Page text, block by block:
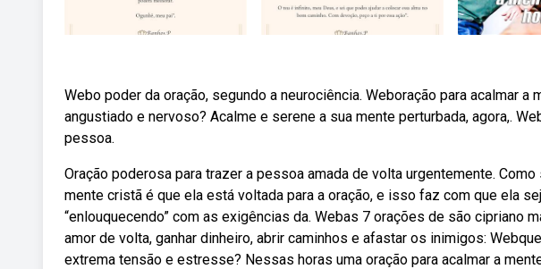
Webo poder da oração, segundo a neurociência. Weboração para acalmar
angustiado e nervoso? Acalme e serene a sua mente perturbada, agora,.
pessoa.
Oração poderosa para trazer a pessoa amada de volta urgentemente.
mente cristã é que ela está voltada para a oração, e isso faz com que ela
“enlouquecendo” com as exigências da. Webas 7 orações de são cipriano
amor de volta, ganhar dinheiro, abrir caminhos e afastar os inimigos:
extrema tensão e estresse? Nessas horas uma oração para acalmar a